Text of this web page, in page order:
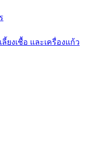
ยงเชื้อ และเครื่องแก้ว